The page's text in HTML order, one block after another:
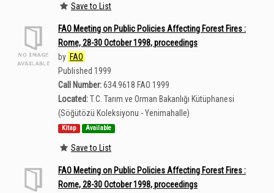
Save to List
FAO Meeting on Public Policies Affecting Forest Fires :
Rome, 28-30 October 1998, proceedings
by FAO
Published 1999
Call Number:634.9618 FAO 1999
Located:T.C. Tarım ve Orman Bakanlığı Kütüphanesi
(Söğütözü Koleksiyonu - Yenimahalle)
Kitap Available
Save to List
FAO Meeting on Public Policies Affecting Forest Fires :
Rome, 28-30 October 1998, proceedings